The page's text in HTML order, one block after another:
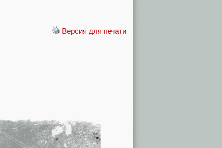
Версия для печати